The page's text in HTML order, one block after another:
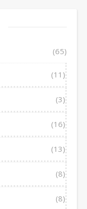
(65)
(11)
(3)
(16)
(13)
(8)
(8)